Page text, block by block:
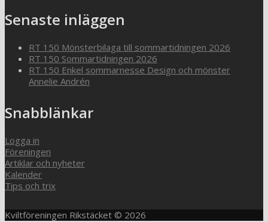
Senaste inläggen
RT 150 Mönsterbilaga till sommartidningen 2026
RT 150 Sommartidningen 2026
RT 150 Enkel sommarnesse Design och mönster
Annelie Andrén
Snabblänkar
Logga in
Föreningen
Artiklar och nyheter
Kalender
Tips och trix
Kviltföreningen Rikstäcket © 2026